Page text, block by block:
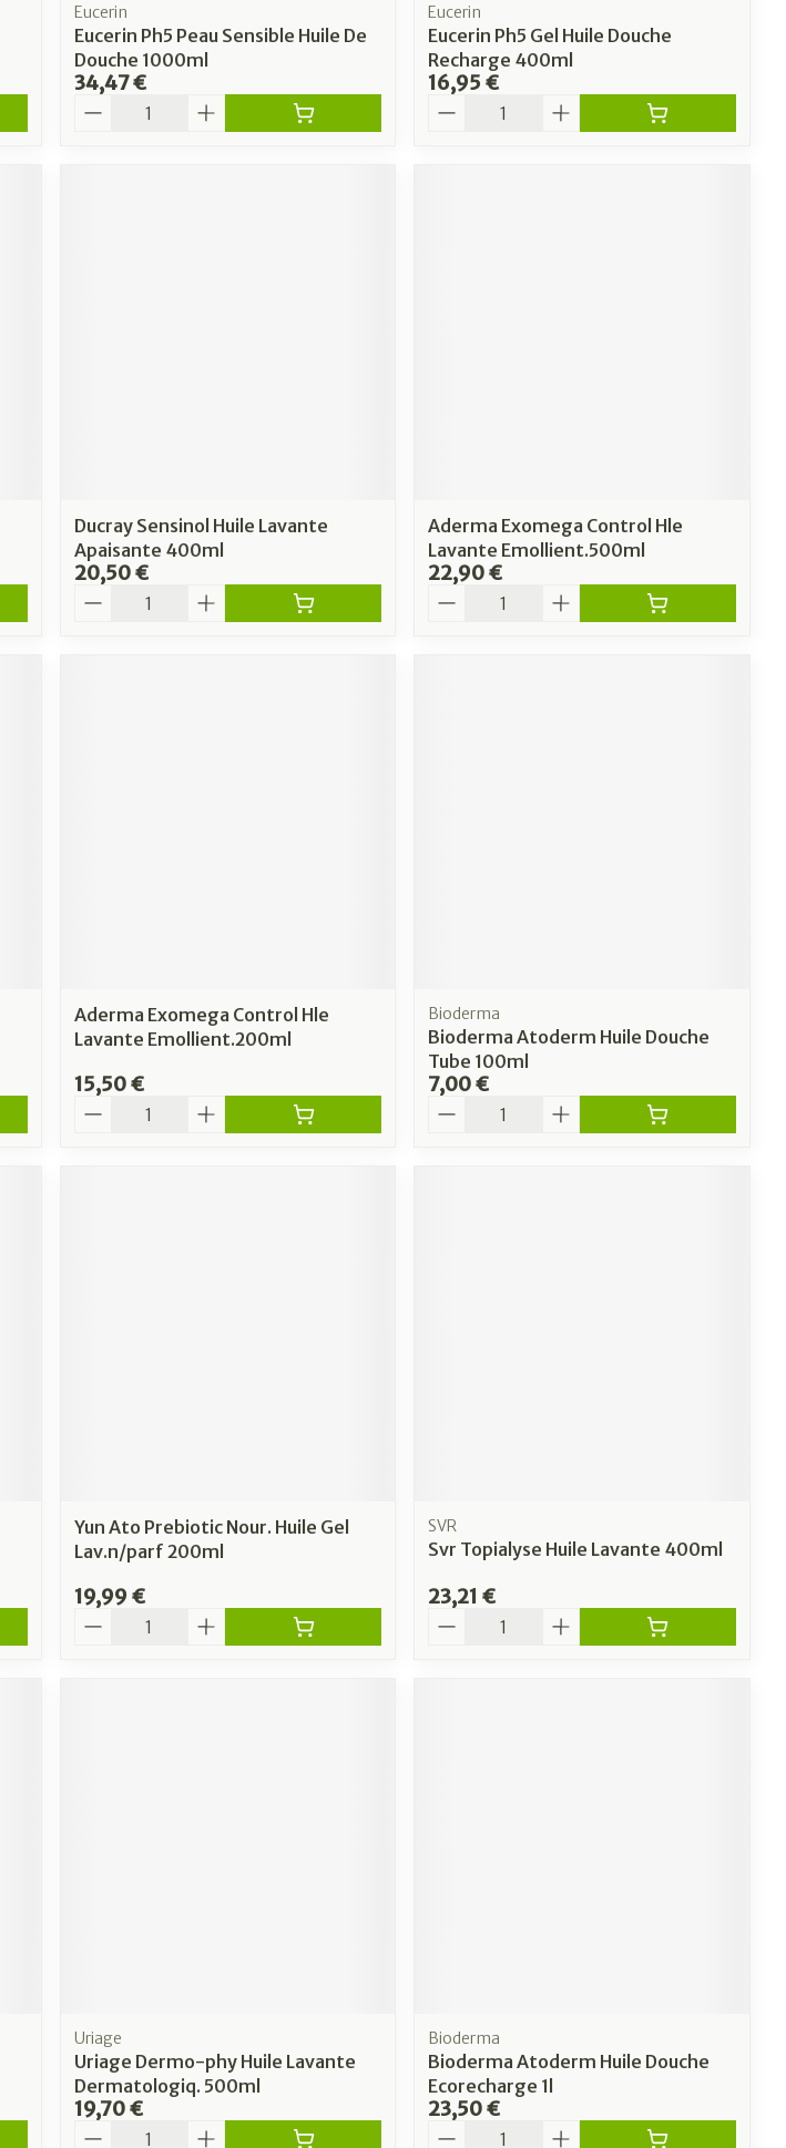
Eucerin
Eucerin Ph5 Peau Sensible Huile De
Douche 1000ml
34,47 €
Quantité
Eucerin
Eucerin Ph5 Gel Huile Douche
Recharge 400ml
16,95 €
Quantité
Ducray Sensinol Huile Lavante
Apaisante 400ml
20,50 €
Quantité
Aderma Exomega Control Hle
Lavante Emollient.500ml
22,90 €
Quantité
Aderma Exomega Control Hle
Lavante Emollient.200ml
15,50 €
Quantité
Bioderma
Bioderma Atoderm Huile Douche
Tube 100ml
7,00 €
Quantité
Yun Ato Prebiotic Nour. Huile Gel
Lav.n/parf 200ml
19,99 €
Quantité
SVR
Svr Topialyse Huile Lavante 400ml
23,21 €
Quantité
Uriage
Uriage Dermo-phy Huile Lavante
Dermatologiq. 500ml
19,70 €
Quantité
Bioderma
Bioderma Atoderm Huile Douche
Ecorecharge 1l
23,50 €
Quantité